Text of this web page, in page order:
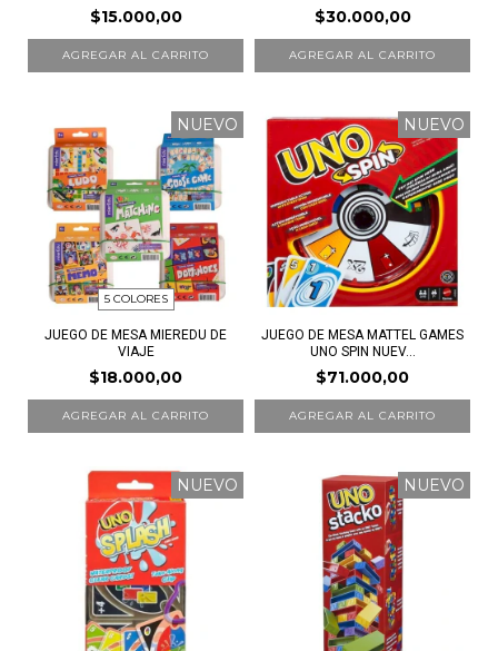
$15.000,00
AGREGAR AL CARRITO
$30.000,00
AGREGAR AL CARRITO
NUEVO
5 COLORES
JUEGO DE MESA MIEREDU DE
VIAJE
$18.000,00
AGREGAR AL CARRITO
NUEVO
JUEGO DE MESA MATTEL GAMES
UNO SPIN NUEV...
$71.000,00
NUEVO NUEVO